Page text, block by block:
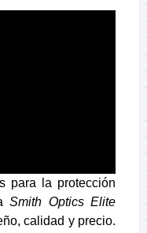
para la protección
Smith Optics Elite
calidad y precio.